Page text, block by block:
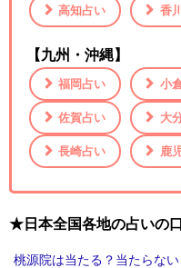
高知占い 香
【九州・沖縄】
福岡占い 小
佐賀占い 大
長崎占い 鹿
★日本全国各地の占いの
桃源院は当たる？当たらな